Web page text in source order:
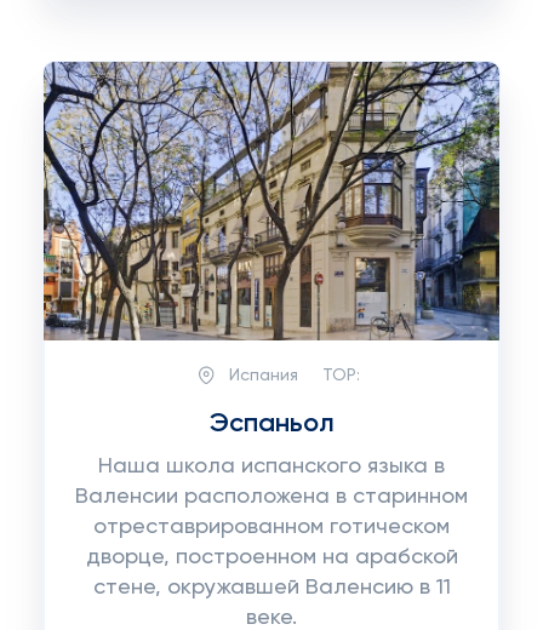
Испания TOP:
Эспаньол
Наша школа испанского языка в
Валенсии расположена в старинном
отреставрированном готическом
дворце, построенном на арабской
стене, окружавшей Валенсию в 11
веке.